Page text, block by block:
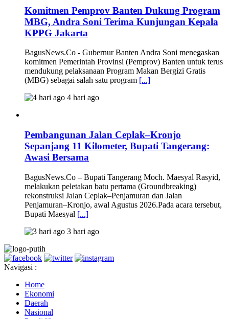
Komitmen Pemprov Banten Dukung Program
MBG, Andra Soni Terima Kunjungan Kepala
KPPG Jakarta
BagusNews.Co - Gubernur Banten Andra Soni menegaskan
komitmen Pemerintah Provinsi (Pemprov) Banten untuk terus
mendukung pelaksanaan Program Makan Bergizi Gratis
(MBG) sebagai salah satu program [...]
4 hari ago
Pembangunan Jalan Ceplak–Kronjo
Sepanjang 11 Kilometer, Bupati Tangerang:
Awasi Bersama
BagusNews.Co – Bupati Tangerang Moch. Maesyal Rasyid,
melakukan peletakan batu pertama (Groundbreaking)
rekonstruksi Jalan Ceplak–Penjamuran dan Jalan
Penjamuran–Kronjo, awal Agustus 2026.Pada acara tersebut,
Bupati Maesyal [...]
3 hari ago
Navigasi :
Home
Ekonomi
Daerah
Nasional